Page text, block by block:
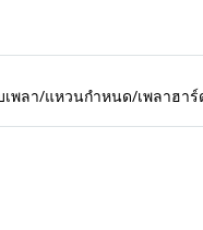
พลา/แหวนกำหนด/เพลาฮาร์